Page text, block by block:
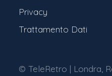
© TeleRetro | Londra,
Privacy
Trattamento Dati